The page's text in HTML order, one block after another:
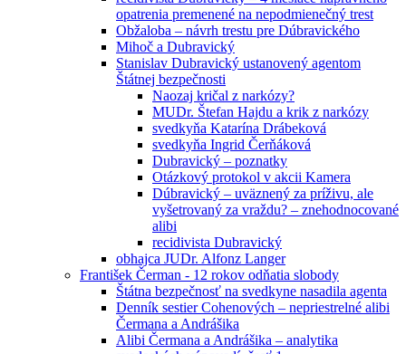
opatrenia premenené na nepodmienečný trest
Obžaloba – návrh trestu pre Dúbravického
Mihoč a Dubravický
Stanislav Dubravický ustanovený agentom
Štátnej bezpečnosti
Naozaj kričal z narkózy?
MUDr. Štefan Hajdu a krik z narkózy
svedkyňa Katarína Drábeková
svedkyňa Ingrid Čerňáková
Dubravický – poznatky
Otázkový protokol v akcii Kamera
Dúbravický – uväznený za príživu, ale
vyšetrovaný za vraždu? – znehodnocované
alibi
recidivista Dubravický
obhajca JUDr. Alfonz Langer
František Čerman - 12 rokov odňatia slobody
Štátna bezpečnosť na svedkyne nasadila agenta
Denník sestier Cohenových – nepriestrelné alibi
Čermana a Andrášika
Alibi Čermana a Andrášika – analytika